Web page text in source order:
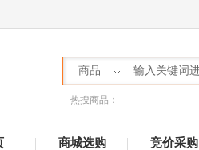
商品
热搜商品：
商城选购 竞价采购